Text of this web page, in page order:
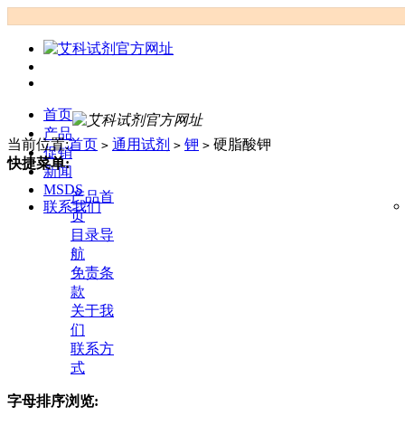
首页
产品
促销
新闻
MSDS
联系我们
当前位置:首页 > 通用试剂 > 钾 > 硬脂酸钾
快捷菜单:
产品首
页
目录导
航
免责条
款
关于我
们
联系方
式
字母排序浏览: